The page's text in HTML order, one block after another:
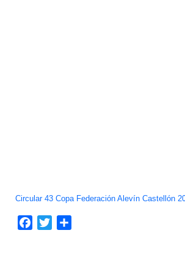
Circular 43 Copa Federación Alevín Castellón
Facebook
Twitter